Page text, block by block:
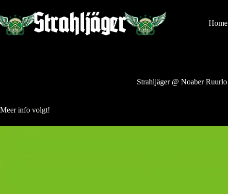
de
inhoud
Home
Strahljäger @ Noaber Ruurlo
Meer info volgt!